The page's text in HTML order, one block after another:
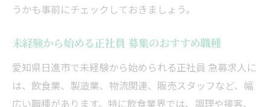
うかも事前にチェックしておきましょう。
未経験から始める正社員 募集のおすすめ職種
愛知県日進市で未経験から始められる正社員 急募求人に
は、飲食業、製造業、物流関連、販売スタッフなど、幅
広い職種があります。特に飲食業界では、調理や接客、